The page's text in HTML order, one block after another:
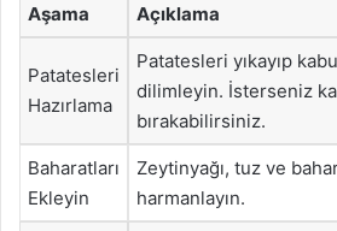
Aşama Açıklama
Patatesleri
Hazırlama
Patatesleri yıkayıp
dilimleyin. İsterseniz
bırakabilirsiniz.
Baharatları
Ekleyin
Zeytinyağı, tuz ve
harmanlayın.